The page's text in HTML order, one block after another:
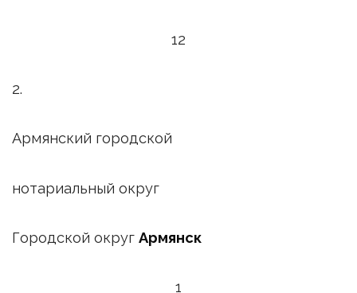
12
2.
Армянский городской
нотариальный округ
Городской округ Армянск
1